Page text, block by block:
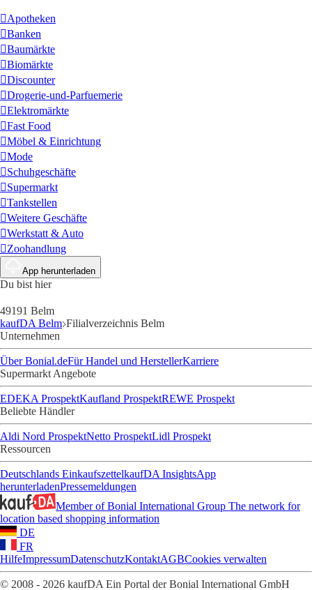
Apotheken
Banken
Baumärkte
Biomärkte
Discounter
Drogerie-und-Parfuemerie
Elektromärkte
Fast Food
Möbel & Einrichtung
Mode
Schuhgeschäfte
Supermarkt
Tankstellen
Weitere Geschäfte
Werkstatt & Auto
Zoohandlung
App herunterladen
Du bist hier
49191 Belm
kaufDA Belm Filialverzeichnis Belm
Unternehmen
Über Bonial.deFür Handel und HerstellerKarriere
Supermarkt Angebote
EDEKA ProspektKaufland ProspektREWE Prospekt
Beliebte Händler
Aldi Nord ProspektNetto ProspektLidl Prospekt
Ressourcen
Deutschlands EinkaufszettelkaufDA InsightsApp
herunterladenPressemeldungen
Member of Bonial International Group The network for
location based shopping information
DE
FR
HilfeImpressumDatenschutzKontaktAGBCookies verwalten
© 2008 - 2026 kaufDA Ein Portal der Bonial International GmbH